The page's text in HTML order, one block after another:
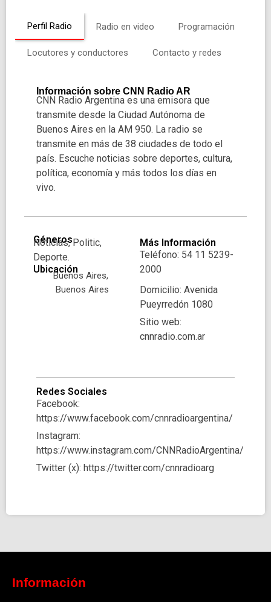
Perfil Radio Radio en video Programación
Locutores y conductores Contacto y redes
Información sobre CNN Radio AR
CNN Radio Argentina es una emisora que
transmite desde la Ciudad Autónoma de
Buenos Aires en la AM 950. La radio se
transmite en más de 38 ciudades de todo el
país. Escuche noticias sobre deportes, cultura,
política, economía y más todos los días en
vivo.
Géneros
Noticias, Politic,
Deporte.
Ubicación
Buenos Aires,
Buenos Aires
Más Información
Teléfono: 54 11 5239-
2000
Domicilio: Avenida
Pueyrredón 1080
Sitio web:
cnnradio.com.ar
Redes Sociales
Facebook:
https://www.facebook.com/cnnradioargentina/
Instagram:
https://www.instagram.com/CNNRadioArgentina/
Twitter (x): https://twitter.com/cnnradioarg
Información